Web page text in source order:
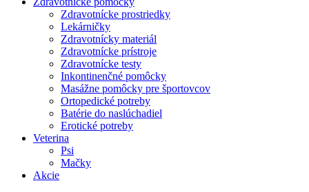
Zdravotnícke prostriedky
Lekárničky
Zdravotnícky materiál
Zdravotnícke prístroje
Zdravotnícke testy
Inkontinenčné pomôcky
Masážne pomôcky pre športovcov
Ortopedické potreby
Batérie do naslúchadiel
Erotické potreby
Veterina
Psi
Mačky
Akcie